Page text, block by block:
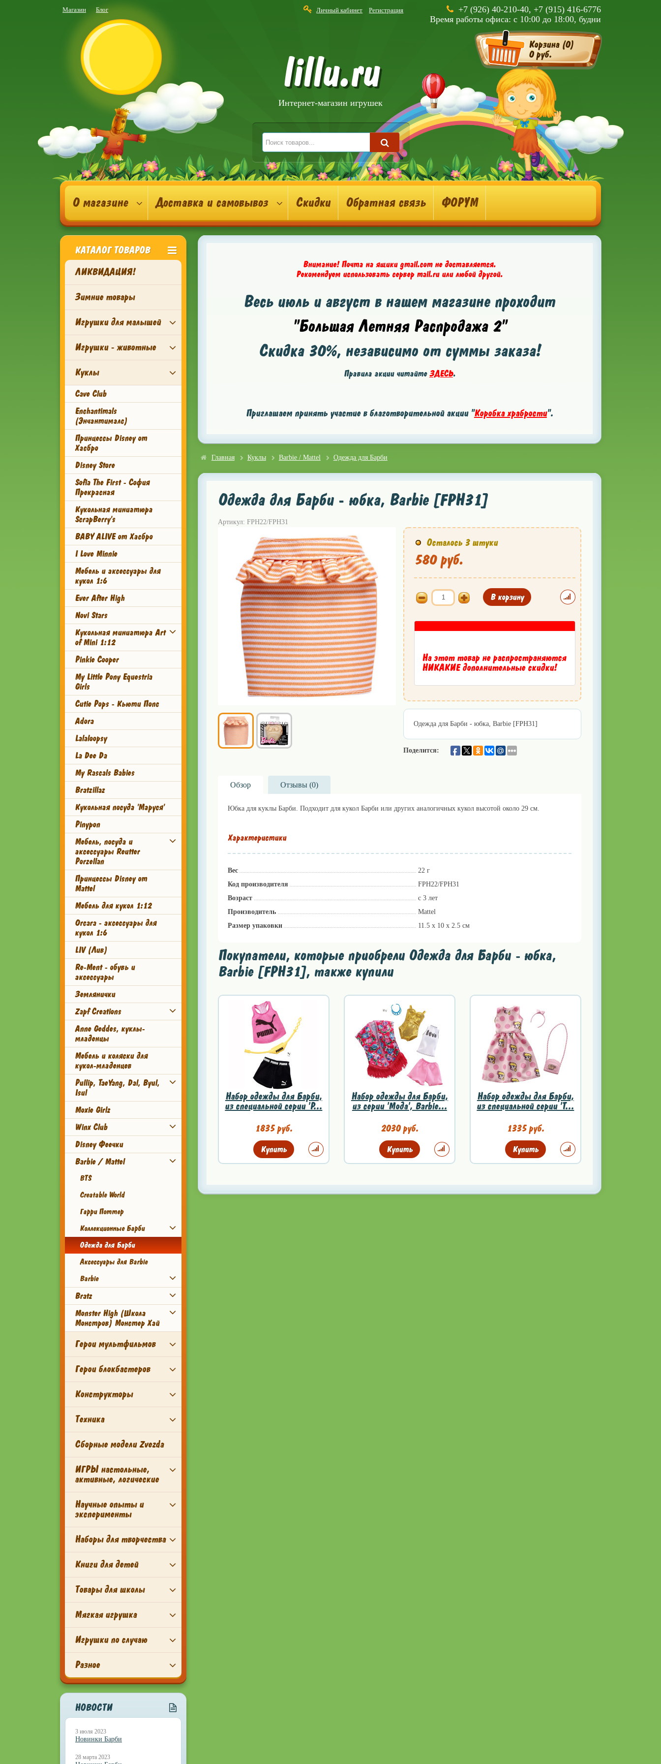
Магазин Блог Личный кабинет Регистрация
+7 (926) 40-210-40, +7 (915) 416-6776
Время работы офиса: с 10:00 до 18:00, будни
lillu.ru
Интернет-магазин игрушек
Корзина (0)
0 руб.
О магазине Доставка и самовывоз Скидки Обратная связь ФОРУМ
КАТАЛОГ ТОВАРОВ
ЛИКВИДАЦИЯ!
Зимние товары
Игрушки для малышей
Игрушки - животные
Куклы
Cave Club
Enchantimals
(Энчантималс)
Принцессы Disney от
Хасбро
Disney Store
Sofia The First - София
Прекрасная
Кукольная миниатюра
ScrapBerry's
BABY ALIVE от Хасбро
I Love Minnie
Мебель и аксессуары для
кукол 1:6
Ever After High
Novi Stars
Кукольная миниатюра Art
of Mini 1:12
Pinkie Cooper
My Little Pony Equestria
Girls
Cutie Pops - Кьюти Попс
Adora
Lalaloopsy
La Dee Da
My Rascals Babies
Bratzillaz
Кукольная посуда 'Маруся'
Pinypon
Мебель, посуда и
аксессуары Reutter
Porzellan
Принцессы Disney от
Mattel
Мебель для кукол 1:12
Orcara - аксессуары для
кукол 1:6
LIV (Лив)
Re-Ment - обувь и
аксессуары
Землянички
Zapf Creations
Anne Geddes, куклы-
младенцы
Мебель и коляски для
кукол-младенцев
Pullip, TaeYang, Dal, Byul,
Isul
Moxie Girlz
Winx Club
Disney Феечки
Barbie / Mattel
BTS
Creatable World
Гарри Поттер
Коллекционные Барби
Одежда для Барби
Аксессуары для Barbie
Barbie
Bratz
Monster High (Школа
Монстров) Монстер Хай
Герои мультфильмов
Герои блокбастеров
Конструкторы
Техника
Сборные модели Zvezda
ИГРЫ настольные,
активные, логические
Научные опыты и
эксперименты
Наборы для творчества
Книги для детей
Товары для школы
Мягкая игрушка
Игрушки по случаю
Разное
НОВОСТИ
3 июля 2023
Новинки Барби
28 марта 2023
Внимание! Почта на ящики gmail.com не доставляется.
Рекомендуем использовать сервер mail.ru или любой другой.
Весь июль и август в нашем магазине проходит
"Большая Летняя Распродажа 2"
Скидка 30%, независимо от суммы заказа!
Правила акции читайтеЗДЕСЬ.
Приглашаем принять участие в благотворительной акции "Коробка храбрости".
Главная Куклы Barbie / Mattel Одежда для Барби
Одежда для Барби - юбка, Barbie [FPH31]
Артикул: FPH22/FPH31
Осталось 3 штуки
580 руб.
В корзину
На этот товар не распространяются
НИКАКИЕ дополнительные скидки!
Одежда для Барби - юбка, Barbie [FPH31]
Поделится:
Обзор Отзывы (0)
Юбка для куклы Барби. Подходит для кукол Барби или других аналогичных кукол высотой около 29 см.
Характеристики
Вес
22 г
Код производителя
FPH22/FPH31
Возраст
с 3 лет
Производитель
Mattel
Размер упаковки
11.5 x 10 x 2.5 см
Покупатели, которые приобрели Одежда для Барби - юбка,
Barbie [FPH31], также купили
Набор одежды для Барби,
из специальной серии 'P...
1835 руб.
Купить
Набор одежды для Барби,
из серии 'Мода', Barbie...
2030 руб.
Купить
Набор одежды для Барби,
из специальной серии 'T...
1335 руб.
Купить